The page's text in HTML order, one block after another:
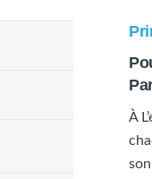
À